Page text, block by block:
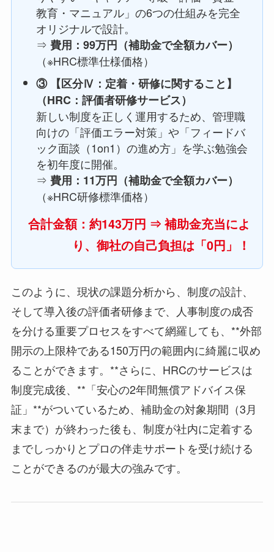
教育・マニュアル」の6つの仕組みを完全
オリジナルで設計。
⇒ 費用：99万円（補助金で全額カバー）
（※HRC標準仕様価格）
③ 【区分Ⅳ：定着・研修に関すること】
（HRC：評価者研修サービス）
新しい制度を正しく運用するため、管理職
向けの「評価エラー対策」や「フィードバ
ック面談（1on1）の進め方」を学ぶ勉強会
を初年度に開催。
⇒ 費用：11万円（補助金で全額カバー）
（※HRC研修標準価格）
合計金額：約143万円 ⇒ 補助金充当によ
り、御社の自己負担は「0円」！
このように、現状の課題分析から、制度の設計、
そして導入後の評価者研修まで、人事制度の成否
を分ける重要プロセスをすべて網羅しても、**外部
開示の上限枠である150万円の範囲内に綺麗に収め
ることができます。**さらに、HRCのサービスは
制度完成後、**「安心の2年間無償アドバイス保
証」**がついているため、補助金の対象期間（3月
末まで）が終わった後も、制度が社内に定着する
までしっかりとプロの伴走サポートを受け続ける
ことができるのが最大の強みです。